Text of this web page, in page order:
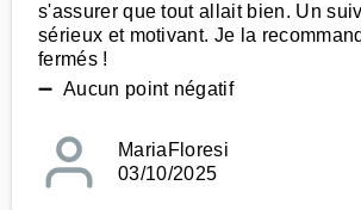
s'assurer que tout allait bien. Un
sérieux et motivant. Je la
fermés !
➖ Aucun point négatif
MariaFloresi
03/10/2025